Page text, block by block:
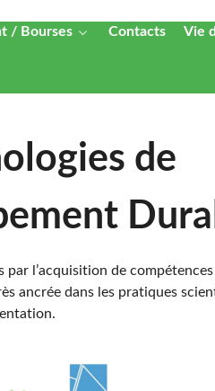
/ Bourses Contacts Vie
de
par l’acquisition de compétences
ancrée dans les pratiques